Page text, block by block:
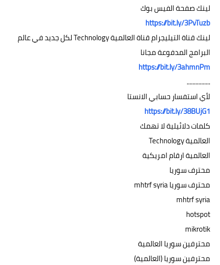
لينك صفحة الفيس بوك
https://bit.ly/3PvTuzb
لينك قناة التيليجرام قناة العالمية Technology لكل جديد في عالم
البرامج المدفوعة مجانا
https://bit.ly/3ahmnPm
................
لأي استفسار حسابي الانستا
https://bit.ly/38BUjG1
كلمات دلائيلية لا تهمك
العالمية Technology
العالمية ارقام امريكية
محترف سوريا
محترف سوريا mhtrf syria
mhtrf syria
hotspot
mikrotik
محترفين سوريا العالمية
محترفين سوريا (العالمية)